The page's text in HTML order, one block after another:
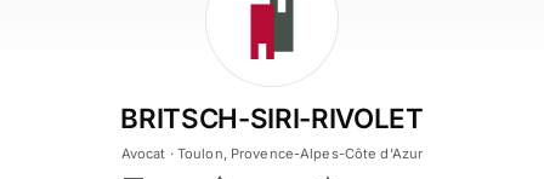
BRITSCH-SIRI-RIVOLET
Avocat · Toulon, Provence-Alpes-Côte d'Azur